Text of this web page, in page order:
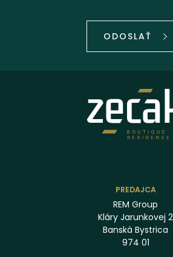
ODOSLAŤ
PREDAJCA
REM Group
Kláry Jarunkovej 2
Banská Bystrica
974 01